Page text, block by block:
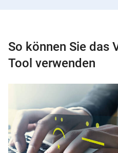
So können Sie das
Tool verwenden